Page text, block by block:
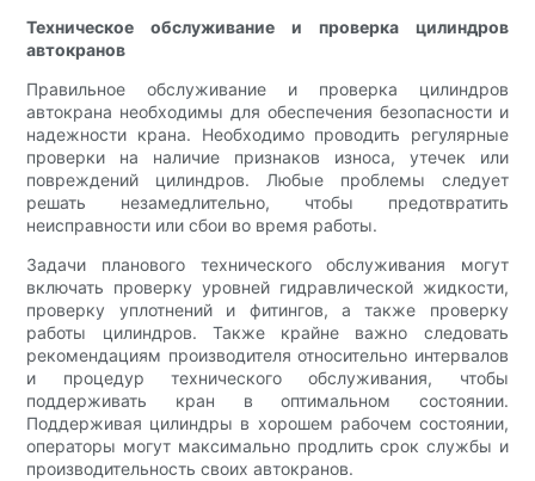
Техническое обслуживание и проверка цилиндров
автокранов
Правильное обслуживание и проверка цилиндров
автокрана необходимы для обеспечения безопасности и
надежности крана. Необходимо проводить регулярные
проверки на наличие признаков износа, утечек или
повреждений цилиндров. Любые проблемы следует
решать незамедлительно, чтобы предотвратить
неисправности или сбои во время работы.
Задачи планового технического обслуживания могут
включать проверку уровней гидравлической жидкости,
проверку уплотнений и фитингов, а также проверку
работы цилиндров. Также крайне важно следовать
рекомендациям производителя относительно интервалов
и процедур технического обслуживания, чтобы
поддерживать кран в оптимальном состоянии.
Поддерживая цилиндры в хорошем рабочем состоянии,
операторы могут максимально продлить срок службы и
производительность своих автокранов.